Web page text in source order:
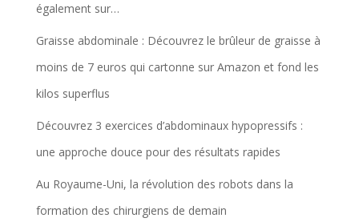
également sur…
Graisse abdominale : Découvrez le brûleur de graisse à
moins de 7 euros qui cartonne sur Amazon et fond les
kilos superflus
Découvrez 3 exercices d’abdominaux hypopressifs :
une approche douce pour des résultats rapides
Au Royaume-Uni, la révolution des robots dans la
formation des chirurgiens de demain